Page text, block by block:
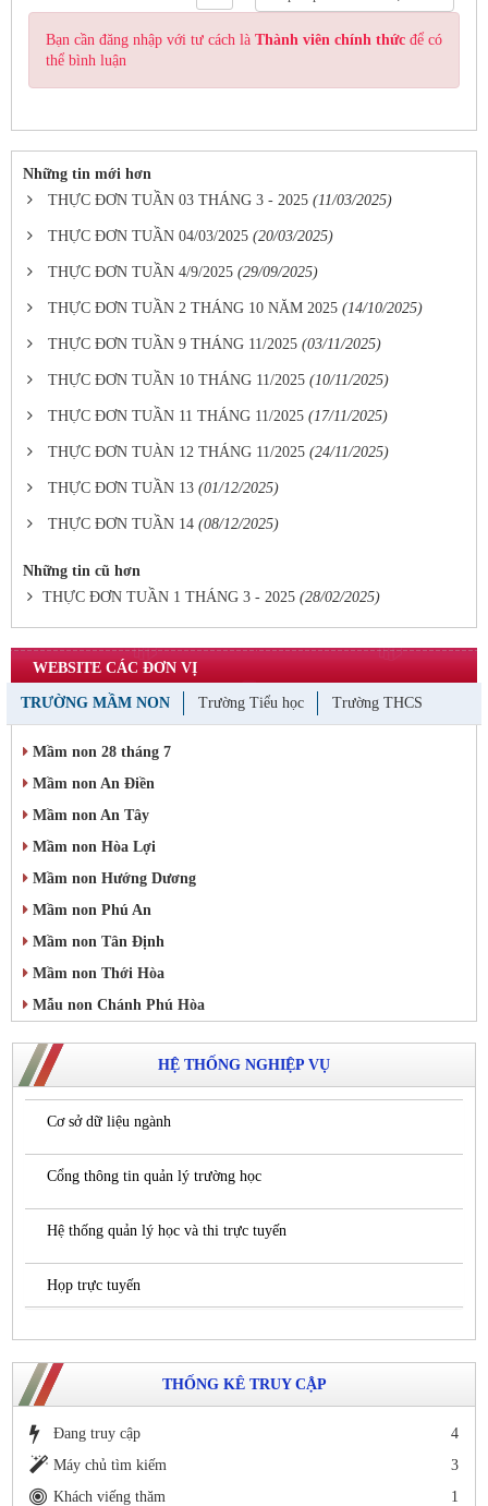
Bạn cần đăng nhập với tư cách là Thành viên chính thức để có
thể bình luận
Những tin mới hơn
THỰC ĐƠN TUẦN 03 THÁNG 3 - 2025 (11/03/2025)
THỰC ĐƠN TUẦN 04/03/2025 (20/03/2025)
THỰC ĐƠN TUẦN 4/9/2025 (29/09/2025)
THỰC ĐƠN TUẦN 2 THÁNG 10 NĂM 2025 (14/10/2025)
THỰC ĐƠN TUẦN 9 THÁNG 11/2025 (03/11/2025)
THỰC ĐƠN TUẦN 10 THÁNG 11/2025 (10/11/2025)
THỰC ĐƠN TUẦN 11 THÁNG 11/2025 (17/11/2025)
THỰC ĐƠN TUÀN 12 THÁNG 11/2025 (24/11/2025)
THỰC ĐƠN TUẦN 13 (01/12/2025)
THỰC ĐƠN TUẦN 14 (08/12/2025)
Những tin cũ hơn
THỰC ĐƠN TUẦN 1 THÁNG 3 - 2025 (28/02/2025)
WEBSITE CÁC ĐƠN VỊ
TRƯỜNG MẦM NON Trường Tiểu học Trường THCS
Mầm non 28 tháng 7
Mầm non An Điền
Mầm non An Tây
Mầm non Hòa Lợi
Mầm non Hướng Dương
Mầm non Phú An
Mầm non Tân Định
Mầm non Thới Hòa
Mẫu non Chánh Phú Hòa
HỆ THỐNG NGHIỆP VỤ
Cơ sở dữ liệu ngành
Cổng thông tin quản lý trường học
Hệ thống quản lý học và thi trực tuyến
Họp trực tuyến
THỐNG KÊ TRUY CẬP
Đang truy cập
4
Máy chủ tìm kiếm
3
Khách viếng thăm
1